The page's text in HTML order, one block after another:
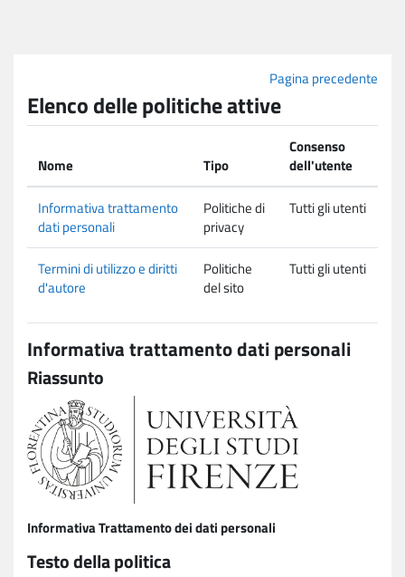
Pagina precedente
Elenco delle politiche attive
Nome Tipo
Consenso
dell'utente
Informativa trattamento
dati personali
Politiche di
privacy
Tutti gli utenti
Termini di utilizzo e diritti
d'autore
Politiche
del sito
Tutti gli utenti
Informativa trattamento dati personali
Riassunto
Informativa Trattamento dei dati personali
Testo della politica